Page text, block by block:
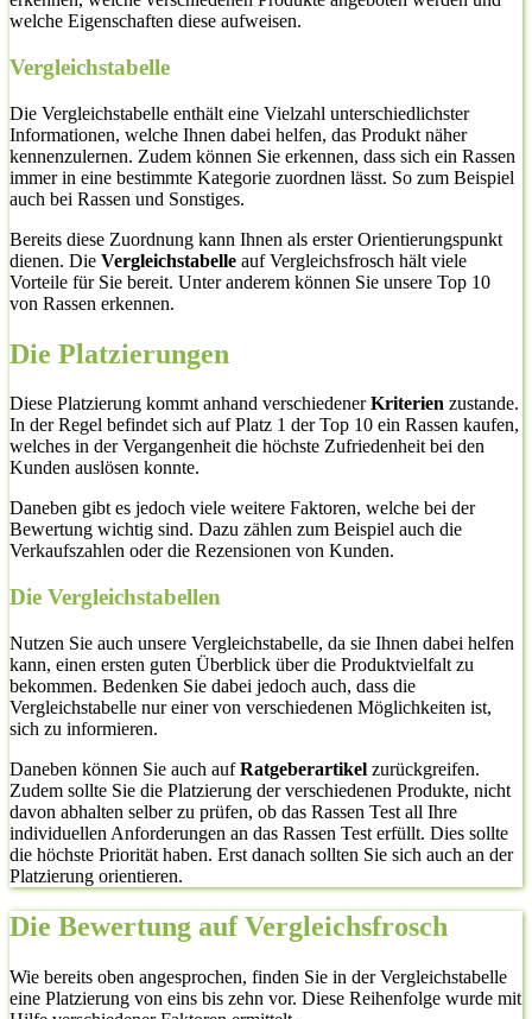
welche Eigenschaften diese aufweisen.
Vergleichstabelle
Die Vergleichstabelle enthält eine Vielzahl unterschiedlichster
Informationen, welche Ihnen dabei helfen, das Produkt näher
kennenzulernen. Zudem können Sie erkennen, dass sich ein Rassen
immer in eine bestimmte Kategorie zuordnen lässt. So zum Beispiel
auch bei Rassen und Sonstiges.
Bereits diese Zuordnung kann Ihnen als erster Orientierungspunkt
dienen. Die Vergleichstabelle auf Vergleichsfrosch hält viele
Vorteile für Sie bereit. Unter anderem können Sie unsere Top 10
von Rassen erkennen.
Die Platzierungen
Diese Platzierung kommt anhand verschiedenerKriterien zustande.
In der Regel befindet sich auf Platz 1 der Top 10 ein Rassen kaufen,
welches in der Vergangenheit die höchste Zufriedenheit bei den
Kunden auslösen konnte.
Daneben gibt es jedoch viele weitere Faktoren, welche bei der
Bewertung wichtig sind. Dazu zählen zum Beispiel auch die
Verkaufszahlen oder die Rezensionen von Kunden.
Die Vergleichstabellen
Nutzen Sie auch unsere Vergleichstabelle, da sie Ihnen dabei helfen
kann, einen ersten guten Überblick über die Produktvielfalt zu
bekommen. Bedenken Sie dabei jedoch auch, dass die
Vergleichstabelle nur einer von verschiedenen Möglichkeiten ist,
sich zu informieren.
Daneben können Sie auch aufRatgeberartikel zurückgreifen.
Zudem sollte Sie die Platzierung der verschiedenen Produkte, nicht
davon abhalten selber zu prüfen, ob das Rassen Test all Ihre
individuellen Anforderungen an das Rassen Test erfüllt. Dies sollte
die höchste Priorität haben. Erst danach sollten Sie sich auch an der
Platzierung orientieren.
Die Bewertung auf Vergleichsfrosch
Wie bereits oben angesprochen, finden Sie in der Vergleichstabelle
eine Platzierung von eins bis zehn vor. Diese Reihenfolge wurde mit